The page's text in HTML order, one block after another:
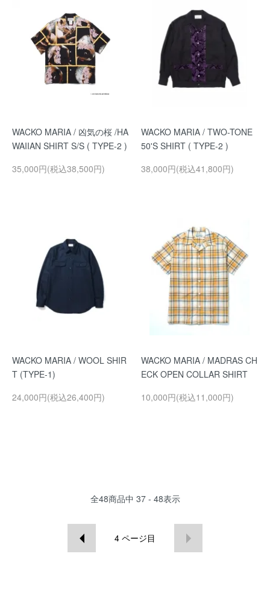
WACKO MARIA / 凶気の桜 /HA
WAIIAN SHIRT S/S ( TYPE-2 )
35,000円(税込38,500円)
WACKO MARIA / TWO-TONE
50'S SHIRT ( TYPE-2 )
38,000円(税込41,800円)
WACKO MARIA / WOOL SHIR
T (TYPE-1)
24,000円(税込26,400円)
WACKO MARIA / MADRAS CH
ECK OPEN COLLAR SHIRT
10,000円(税込11,000円)
全48商品中 37 - 48表示
4 ページ目